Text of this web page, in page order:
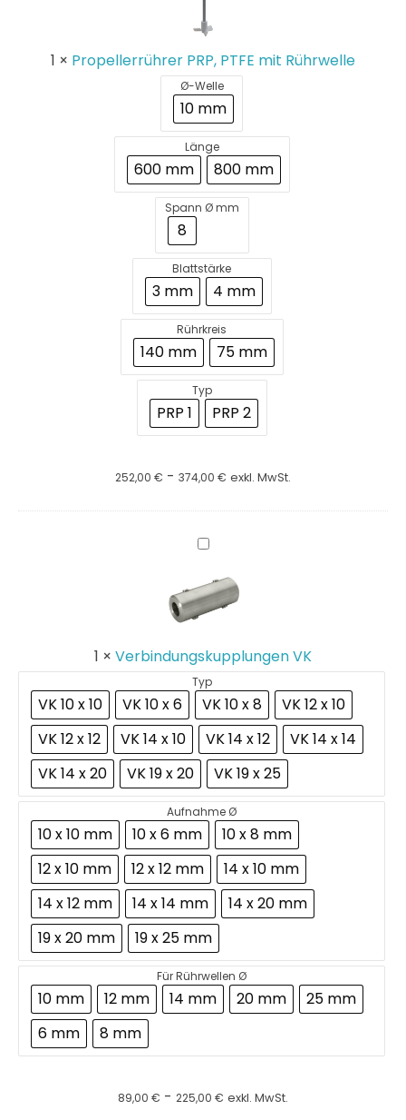
Rührwelle
1 × Propellerrührer PRP, PTFE mit Rührwelle
Ø-Welle
10 mm
Länge
600 mm 800 mm
Spann Ø mm
8
Blattstärke
3 mm 4 mm
Rührkreis
140 mm 75 mm
Typ
PRP 1 PRP 2
252,00 € - 374,00 € exkl. MwSt.
Verbindungskupplungen
1 × Verbindungskupplungen VK
Typ
VK 10 x 10 VK 10 x 6 VK 10 x 8
VK 12 x 10
VK 12 x 12
VK 14 x 10 VK 14 x 12
VK 14 x 14
VK 14 x 20
VK 19 x 20 VK 19 x 25
Aufnahme Ø
10 x 10 mm 10 x 6 mm
10 x 8 mm
12 x 10 mm
12 x 12 mm
14 x 10 mm
14 x 12 mm
14 x 14 mm
14 x 20 mm
19 x 20 mm
19 x 25 mm
Für Rührwellen Ø
10 mm 12 mm 14 mm 20 mm
25 mm
6 mm
8 mm
89,00 € - 225,00 € exkl. MwSt.